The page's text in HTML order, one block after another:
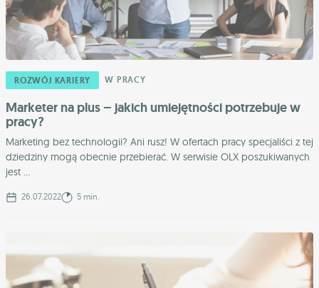
ROZWÓJ KARIERY W PRACY
Marketer na plus – jakich umiejętności potrzebuje w
pracy?
Marketing bez technologii? Ani rusz! W ofertach pracy specjaliści z tej
dziedziny mogą obecnie przebierać. W serwisie OLX poszukiwanych
jest ...
26.07.2022 5 min.